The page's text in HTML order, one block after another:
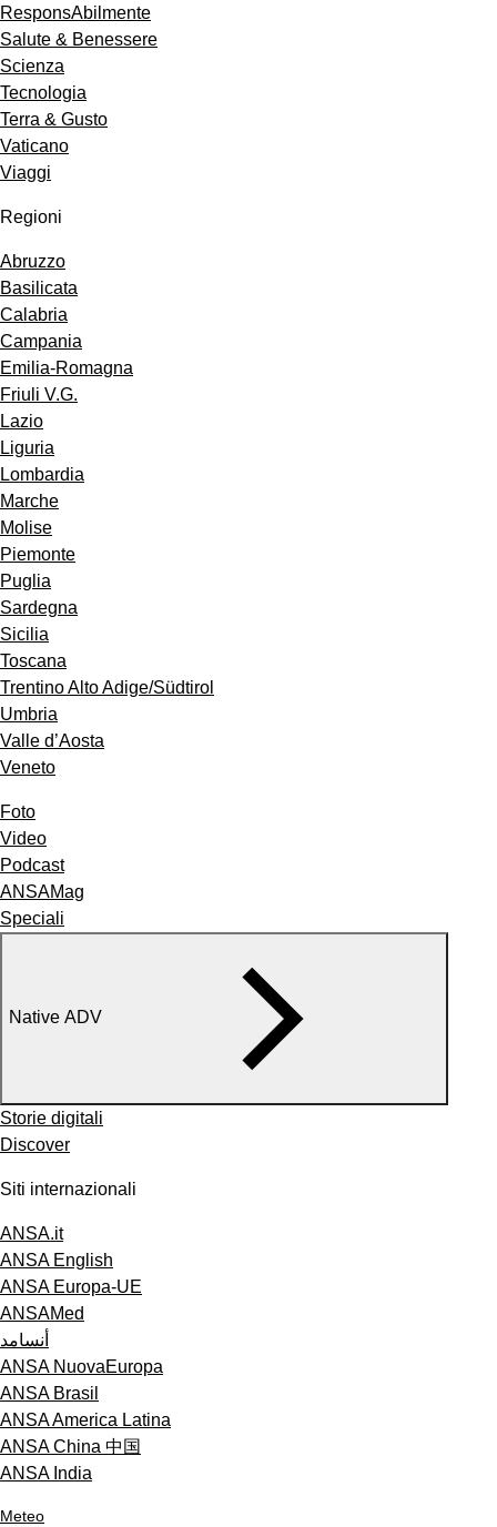
ResponsAbilmente
Salute & Benessere
Scienza
Tecnologia
Terra & Gusto
Vaticano
Viaggi
Regioni
Abruzzo
Basilicata
Calabria
Campania
Emilia-Romagna
Friuli V.G.
Lazio
Liguria
Lombardia
Marche
Molise
Piemonte
Puglia
Sardegna
Sicilia
Toscana
Trentino Alto Adige/Südtirol
Umbria
Valle d’Aosta
Veneto
Foto
Video
Podcast
ANSAMag
Speciali
Native ADV
Storie digitali
Discover
Siti internazionali
ANSA.it
ANSA English
ANSA Europa-UE
ANSAMed
أنسامد
ANSA NuovaEuropa
ANSA Brasil
ANSA America Latina
ANSA China 中国
ANSA India
Meteo